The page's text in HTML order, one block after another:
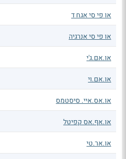
או פי סי אגח ד
או פי סי אנרגיה
או.אם.ג'י
או.אם.וי
או.אס.איי. סיסטמס
או.אף.אס קפיטל
או.אר.טי